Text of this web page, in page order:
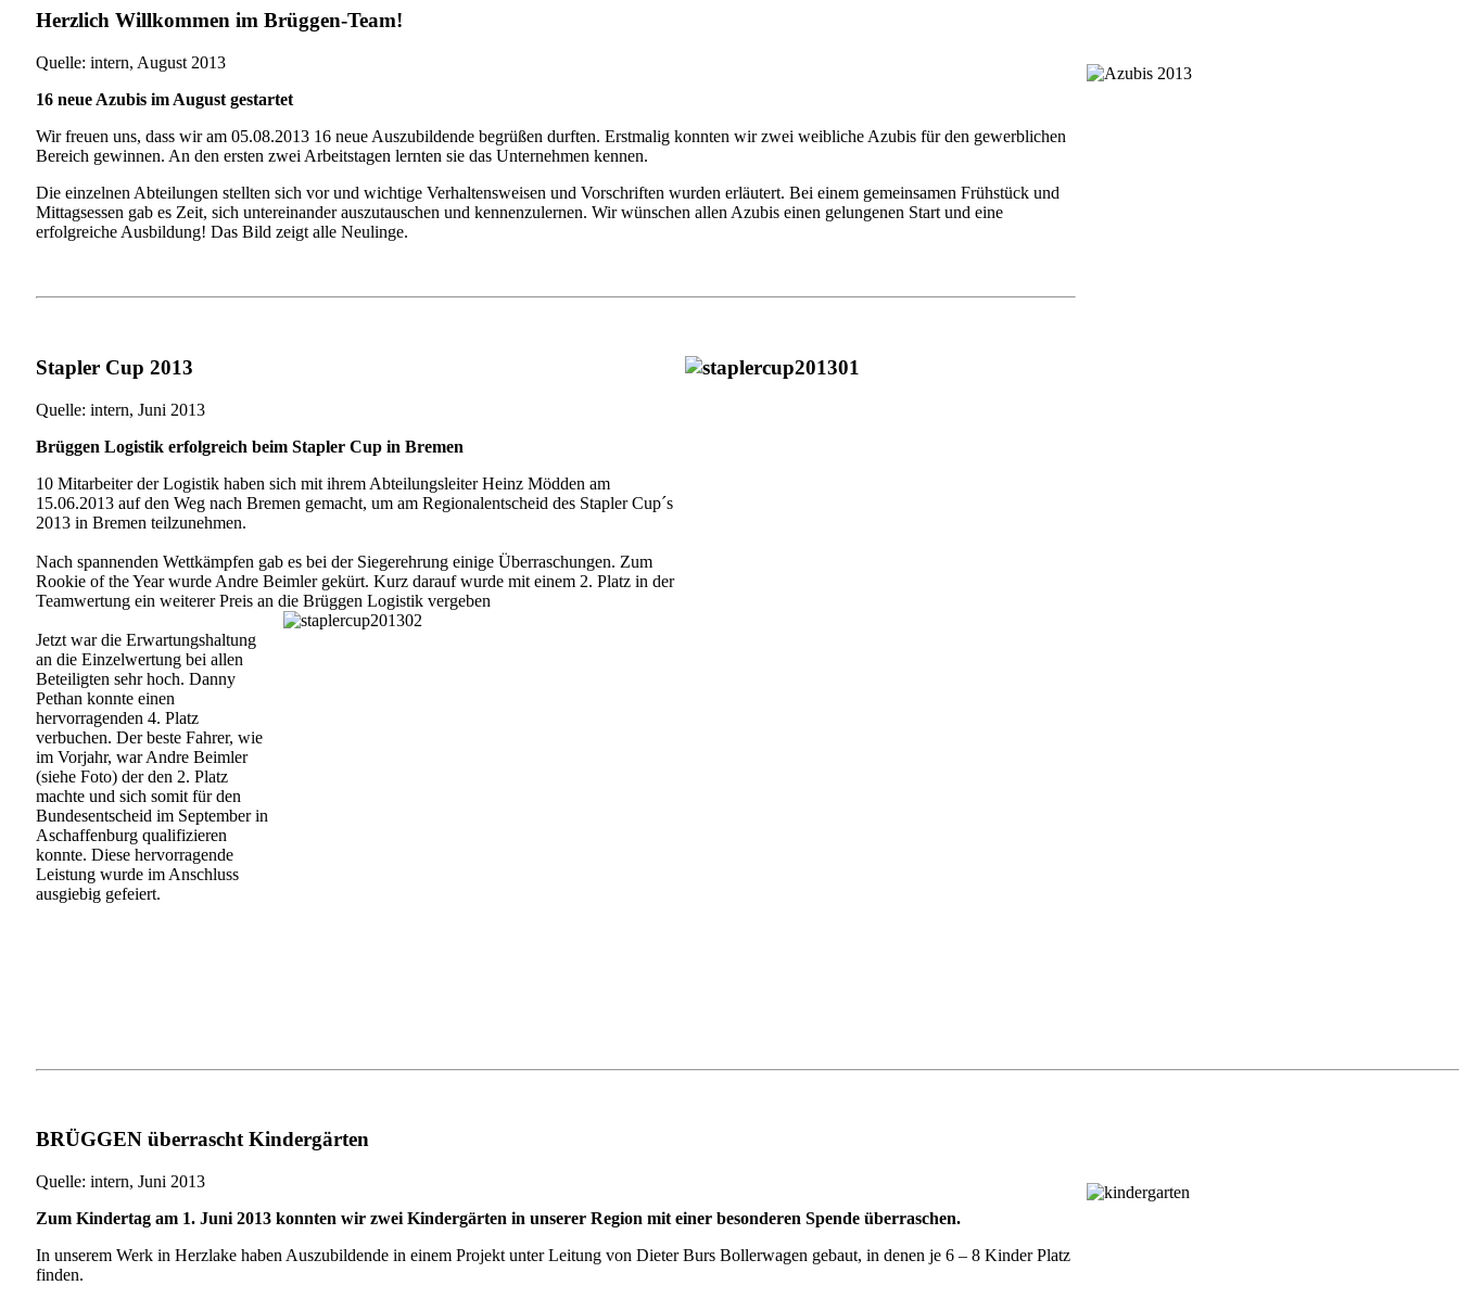
Herzlich Willkommen im Brüggen-Team!
Quelle: intern, August 2013
16 neue Azubis im August gestartet
Wir freuen uns, dass wir am 05.08.2013 16 neue Auszubildende begrüßen durften. Erstmalig konnten wir zwei weibliche Azubis für den gewerblichen
Bereich gewinnen. An den ersten zwei Arbeitstagen lernten sie das Unternehmen kennen.
Die einzelnen Abteilungen stellten sich vor und wichtige Verhaltensweisen und Vorschriften wurden erläutert. Bei einem gemeinsamen Frühstück und
Mittagsessen gab es Zeit, sich untereinander auszutauschen und kennenzulernen. Wir wünschen allen Azubis einen gelungenen Start und eine
erfolgreiche Ausbildung! Das Bild zeigt alle Neulinge.
Stapler Cup 2013
Quelle: intern, Juni 2013
Brüggen Logistik erfolgreich beim Stapler Cup in Bremen
10 Mitarbeiter der Logistik haben sich mit ihrem Abteilungsleiter Heinz Mödden am
15.06.2013 auf den Weg nach Bremen gemacht, um am Regionalentscheid des Stapler Cup´s
2013 in Bremen teilzunehmen.
Nach spannenden Wettkämpfen gab es bei der Siegerehrung einige Überraschungen. Zum
Rookie of the Year wurde Andre Beimler gekürt. Kurz darauf wurde mit einem 2. Platz in der
Teamwertung ein weiterer Preis an die Brüggen Logistik vergeben
Jetzt war die Erwartungshaltung
an die Einzelwertung bei allen
Beteiligten sehr hoch. Danny
Pethan konnte einen
hervorragenden 4. Platz
verbuchen. Der beste Fahrer, wie
im Vorjahr, war Andre Beimler
(siehe Foto) der den 2. Platz
machte und sich somit für den
Bundesentscheid im September in
Aschaffenburg qualifizieren
konnte. Diese hervorragende
Leistung wurde im Anschluss
ausgiebig gefeiert.
BRÜGGEN überrascht Kindergärten
Quelle: intern, Juni 2013
Zum Kindertag am 1. Juni 2013 konnten wir zwei Kindergärten in unserer Region mit einer besonderen Spende überraschen.
In unserem Werk in Herzlake haben Auszubildende in einem Projekt unter Leitung von Dieter Burs Bollerwagen gebaut, in denen je 6 – 8 Kinder Platz
finden.